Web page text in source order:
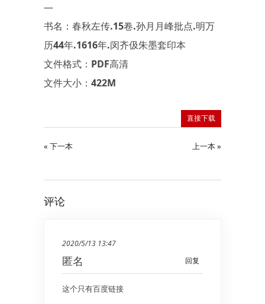
—
书名：春秋左传.15卷.孙月月峰批点.明万
历44年.1616年.闵齐伋朱墨套印本
文件格式：PDF高清
文件大小：422M
直接下载
« 下一本 上一本 »
评论
2020/5/13 13:47
回复
匿名
这个只有百度链接